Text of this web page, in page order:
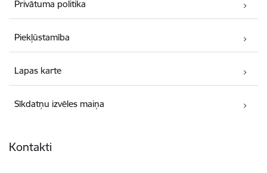
Privātuma politika
Piekļūstamība
Lapas karte
Sīkdatņu izvēles maiņa
Kontakti